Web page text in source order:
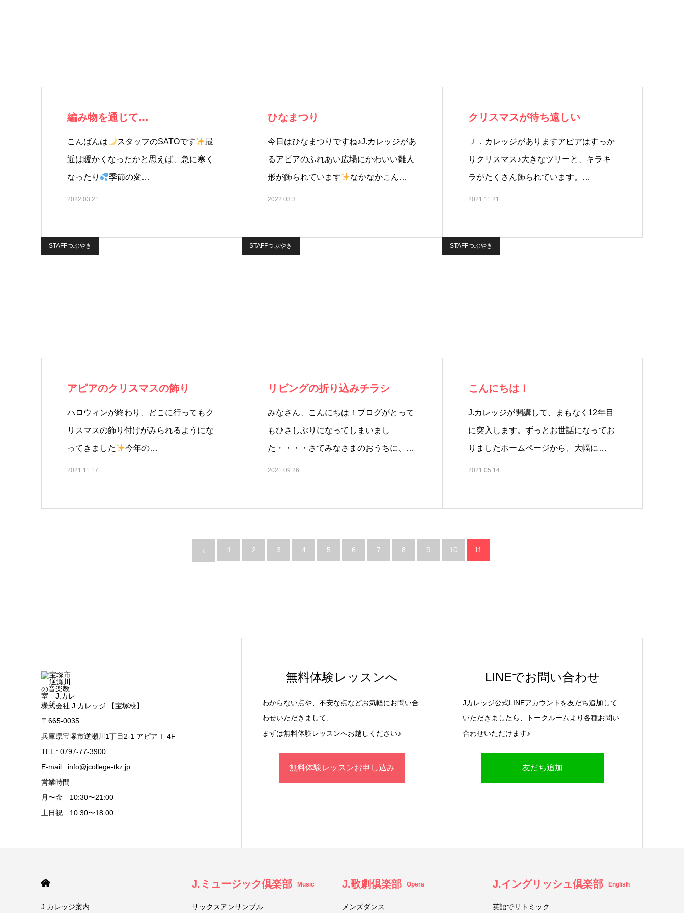
編み物を通じて…
こんばんは スタッフのSATOです 最
近は暖かくなったかと思えば、急に寒く
なったり 季節の変…
2022.03.21
ひなまつり
今日はひなまつりですね♪J.カレッジがあ
るアピアのふれあい広場にかわいい雛人
形が飾られています なかなかこん…
2022.03.3
クリスマスが待ち遠しい
Ｊ．カレッジがありますアピアはすっか
りクリスマス♪大きなツリーと、キラキ
ラがたくさん飾られています。…
2021.11.21
STAFFつぶやき
アピアのクリスマスの飾り
ハロウィンが終わり、どこに行ってもク
リスマスの飾り付けがみられるようにな
ってきました 今年の…
2021.11.17
STAFFつぶやき
リビングの折り込みチラシ
みなさん、こんにちは！ブログがとって
もひさしぶりになってしまいまし
た・・・・さてみなさまのおうちに、…
2021.09.26
STAFFつぶやき
こんにちは！
J.カレッジが開講して、まもなく12年目
に突入します。ずっとお世話になってお
りましたホームページから、大幅に…
2021.05.14
1 2 3 4 5 6 7 8 9 10 11
株式会社 J.カレッジ 【宝塚校】
〒665-0035
兵庫県宝塚市逆瀬川1丁目2-1 アピアⅠ 4F
TEL : 0797-77-3900
E-mail : info@jcollege-tkz.jp
営業時間
月〜金 10:30〜21:00
土日祝 10:30〜18:00
無料体験レッスンへ
わからない点や、不安な点などお気軽にお問い合
わせいただきまして、
まずは無料体験レッスンへお越しください♪
無料体験レッスンお申し込み
LINEでお問い合わせ
Jカレッジ公式LINEアカウントを友だち追加して
いただきましたら、トークルームより各種お問い
合わせいただけます♪
友だち追加
J.カレッジ案内
J.ミュージック倶楽部 Music
サックスアンサンブル
J.歌劇倶楽部 Opera
メンズダンス
J.イングリッシュ倶楽部 English
英語でリトミック